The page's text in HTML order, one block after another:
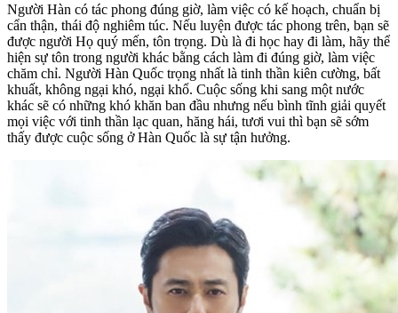
Người Hàn có tác phong đúng giờ, làm việc có kế hoạch, chuẩn bị
cẩn thận, thái độ nghiêm túc. Nếu luyện được tác phong trên, bạn sẽ
được người Họ quý mến, tôn trọng. Dù là đi học hay đi làm, hãy thể
hiện sự tôn trong người khác bằng cách làm đi đúng giờ, làm việc
chăm chỉ. Người Hàn Quốc trọng nhất là tinh thần kiên cường, bất
khuất, không ngại khó, ngại khổ. Cuộc sống khi sang một nước
khác sẽ có những khó khăn ban đầu nhưng nếu bình tĩnh giải quyết
mọi việc với tinh thần lạc quan, hăng hái, tươi vui thì bạn sẽ sớm
thấy được cuộc sống ở Hàn Quốc là sự tận hưởng.